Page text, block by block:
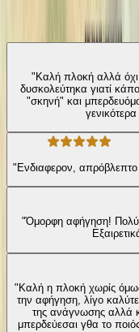
Αξιολογήσεις
"Καλή πλοκή αλλά όχι
δυσκολεύτηκα γιατί
"σκηνή" και
"Ενδιαφερον,
"Όμορφη αφήγηση! Πολύ δυνατή η συνέχεια της σειράς Φιελμπακα!
"Καλή η πλοκή χωρίς όμως
την αφήγηση, λίγο
της ανάγνωσης αλλά
μπερδεύεσαι γθα το